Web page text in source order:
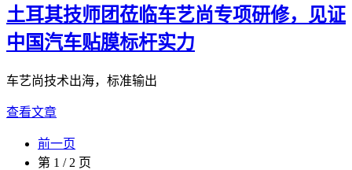
土耳其技师团莅临车艺尚专项研修，见证
中国汽车贴膜标杆实力
车艺尚技术出海，标准输出
查看文章
前一页
第 1 / 2 页